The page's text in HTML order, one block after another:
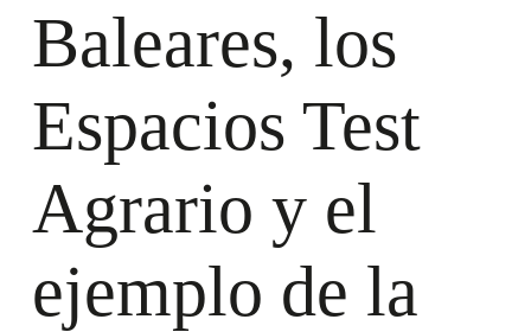
Baleares, los
Espacios Test
Agrario y el
ejemplo de la